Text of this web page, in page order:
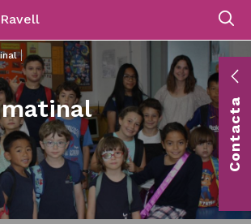
Contacta